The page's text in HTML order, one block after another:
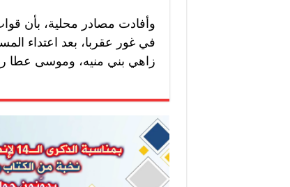
وأفادت مصادر محلية، بأن
في غور عقربا، بعد اعتداء
زاهي بني منيه، وموسى عطا